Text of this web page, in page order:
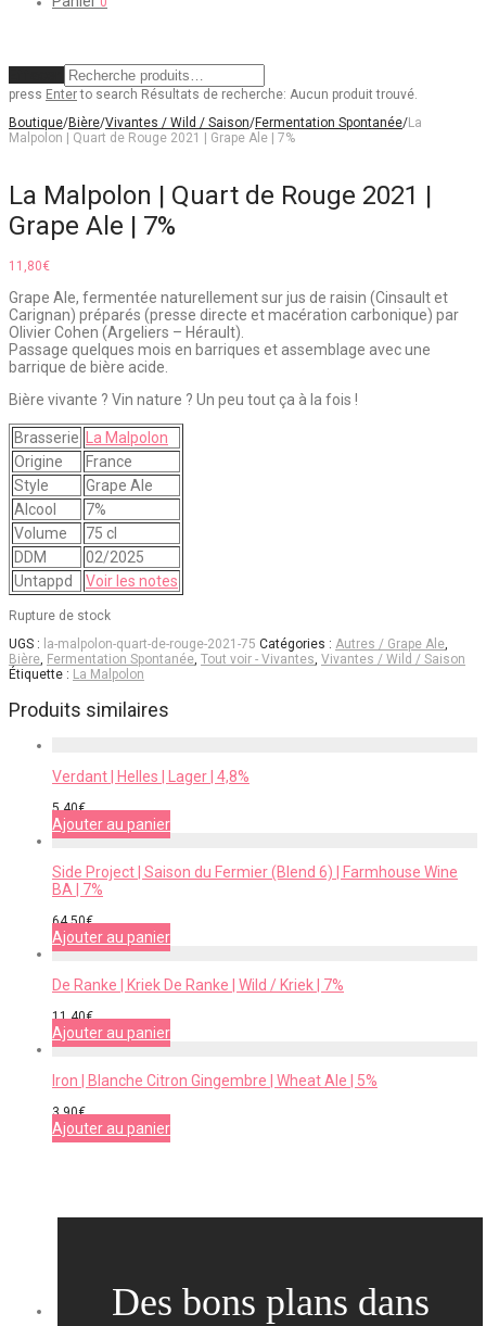
press Enterto search Résultats de recherche: Aucun produit trouvé.
Boutique/Bière/Vivantes / Wild / Saison/Fermentation Spontanée/La
Malpolon | Quart de Rouge 2021 | Grape Ale | 7%
La Malpolon | Quart de Rouge 2021 |
Grape Ale | 7%
11,80€
Grape Ale, fermentée naturellement sur jus de raisin (Cinsault et
Carignan) préparés (presse directe et macération carbonique) par
Olivier Cohen (Argeliers – Hérault).
Passage quelques mois en barriques et assemblage avec une
barrique de bière acide.
Bière vivante ? Vin nature ? Un peu tout ça à la fois !
Brasserie
La Malpolon
Origine
France
Style
Grape Ale
Alcool
7%
Volume
75 cl
DDM
02/2025
Untappd
Voir les notes
Rupture de stock
UGS : la-malpolon-quart-de-rouge-2021-75 Catégories : Autres / Grape Ale,
Bière, Fermentation Spontanée, Tout voir - Vivantes, Vivantes / Wild / Saison
Étiquette : La Malpolon
Produits similaires
Verdant | Helles | Lager | 4,8%
5,40€
Ajouter au panier
Side Project | Saison du Fermier (Blend 6) | Farmhouse Wine
BA | 7%
64,50€
Ajouter au panier
De Ranke | Kriek De Ranke | Wild / Kriek | 7%
11,40€
Ajouter au panier
Iron | Blanche Citron Gingembre | Wheat Ale | 5%
3,90€
Ajouter au panier
Des bons plans dans